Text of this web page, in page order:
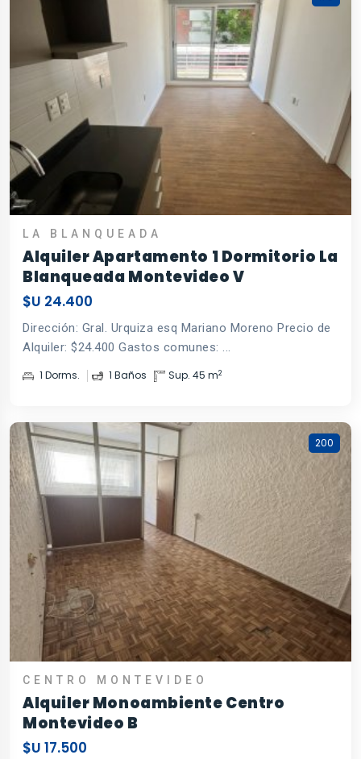
LA BLANQUEADA
Alquiler Apartamento 1 Dormitorio La
Blanqueada Montevideo V
$U 24.400
Dirección: Gral. Urquiza esq Mariano Moreno Precio de
Alquiler: $24.400 Gastos comunes: ...
1 Dorms. 1 Baños Sup. 45 m2
200
CENTRO MONTEVIDEO
Alquiler Monoambiente Centro
Montevideo B
$U 17.500